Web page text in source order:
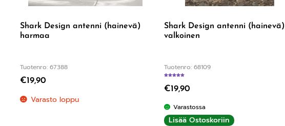
Shark Design antenni (hainevä)
harmaa
Tuotenro: 67388
€19,90
Varasto loppu
Shark Design antenni (hainevä)
valkoinen
Tuotenro: 68109
€19,90
Varastossa
Lisää Ostoskoriin